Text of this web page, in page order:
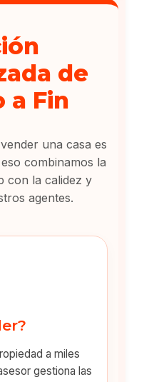
de
a Fin
una casa es
combinamos la
con la calidez y
agentes.
a miles
gestiona las